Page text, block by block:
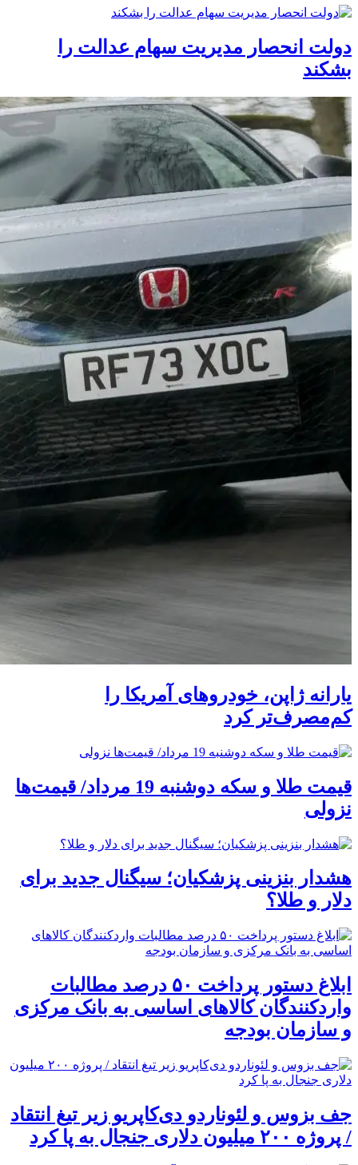
دولت انحصار مدیریت سهام عدالت را
بشکند
یارانه ژاپن، خودروهای آمریکا را
کم‌مصرف‌تر کرد
قیمت طلا و سکه دوشنبه 19 مرداد/ قیمت‌ها
نزولی
هشدار بنزینی پزشکیان؛ سیگنال جدید برای
دلار و طلا؟
ابلاغ دستور پرداخت ۵۰ درصد مطالبات
واردکنندگان کالاهای اساسی به بانک مرکزی
و سازمان بودجه
جف بزوس و لئوناردو دی‌کاپریو زیر تیغ انتقاد
/ پروژه ۲۰۰ میلیون دلاری جنجال به پا کرد